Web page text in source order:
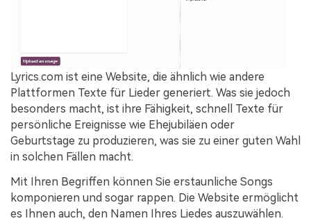
Lyrics.com ist eine Website, die ähnlich wie andere
Plattformen Texte für Lieder generiert. Was sie jedoch
besonders macht, ist ihre Fähigkeit, schnell Texte für
persönliche Ereignisse wie Ehejubiläen oder
Geburtstage zu produzieren, was sie zu einer guten Wahl
in solchen Fällen macht.
Mit Ihren Begriffen können Sie erstaunliche Songs
komponieren und sogar rappen. Die Website ermöglicht
es Ihnen auch, den Namen Ihres Liedes auszuwählen.